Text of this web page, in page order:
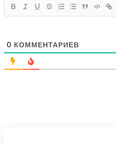
0 КОММЕНТАРИЕВ